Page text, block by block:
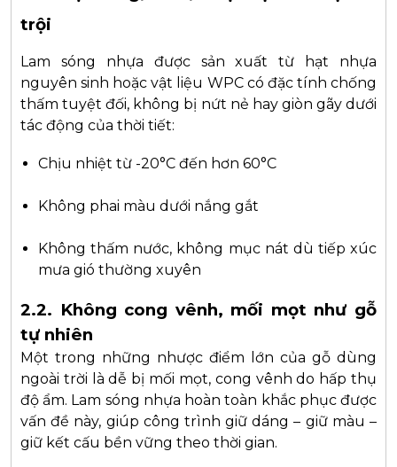
trội
Lam sóng nhựa được sản xuất từ hạt nhựa
nguyên sinh hoặc vật liệu WPC có đặc tính chống
thấm tuyệt đối, không bị nứt nẻ hay giòn gãy dưới
tác động của thời tiết:
Chịu nhiệt từ -20°C đến hơn 60°C
Không phai màu dưới nắng gắt
Không thấm nước, không mục nát dù tiếp xúc
mưa gió thường xuyên
2.2. Không cong vênh, mối mọt như gỗ
tự nhiên
Một trong những nhược điểm lớn của gỗ dùng
ngoài trời là dễ bị mối mọt, cong vênh do hấp thụ
độ ẩm. Lam sóng nhựa hoàn toàn khắc phục được
vấn đề này, giúp công trình giữ dáng – giữ màu –
giữ kết cấu bền vững theo thời gian.